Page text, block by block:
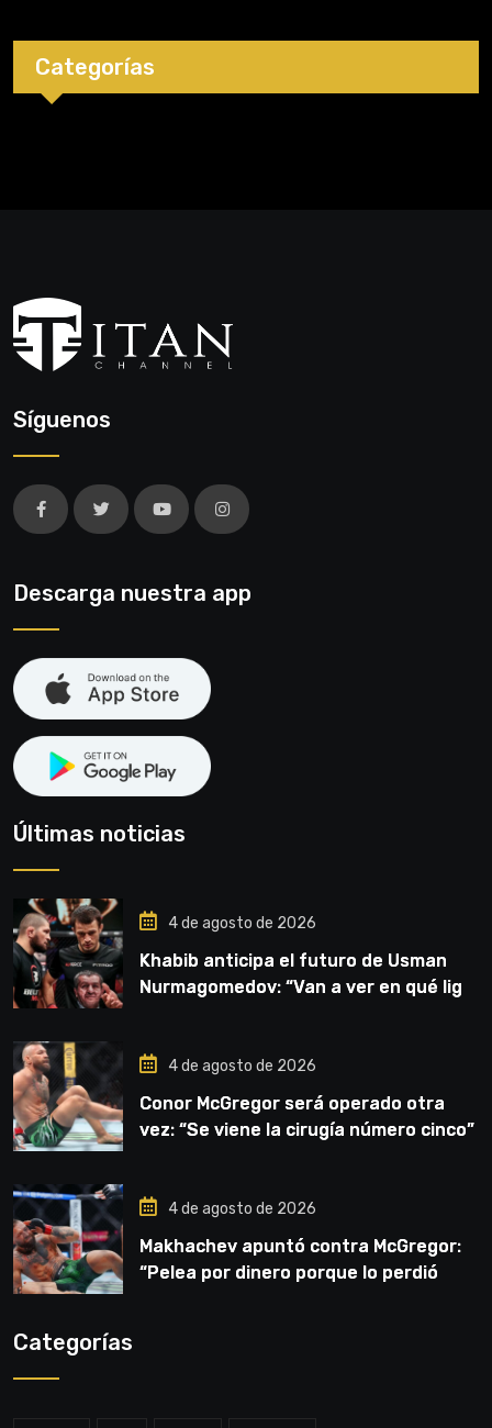
Categorías
Síguenos
Descarga nuestra app
Últimas noticias
4 de agosto de 2026
Khabib anticipa el futuro de Usman
Nurmagomedov: “Van a ver en qué liga
4 de agosto de 2026
Conor McGregor será operado otra
vez: “Se viene la cirugía número cinco”
4 de agosto de 2026
Makhachev apuntó contra McGregor:
“Pelea por dinero porque lo perdió
Categorías